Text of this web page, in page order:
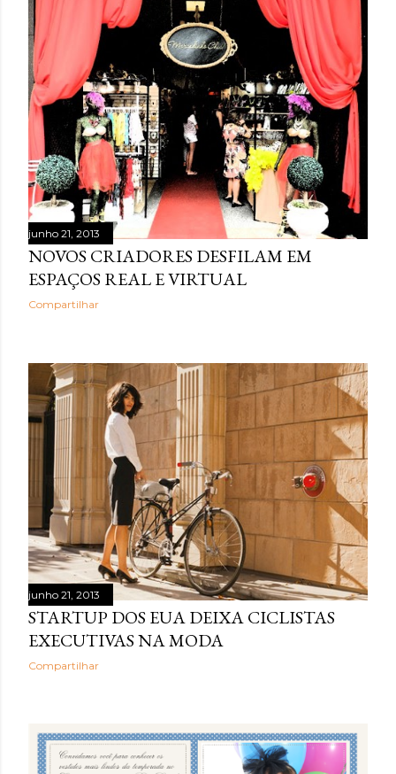
junho 21, 2013
NOVOS CRIADORES DESFILAM EM
ESPAÇOS REAL E VIRTUAL
Compartilhar
junho 21, 2013
STARTUP DOS EUA DEIXA CICLISTAS
EXECUTIVAS NA MODA
Compartilhar